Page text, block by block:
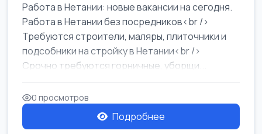
Работа в Нетании: новые вакансии на сегодня.
Работа в Нетании без посредников<br />
Требуются строители, маляры, плиточники и
подсобники на стройку в Нетании<br />
Срочно требуются горничные, уборщи...
0 просмотров
Подробнее